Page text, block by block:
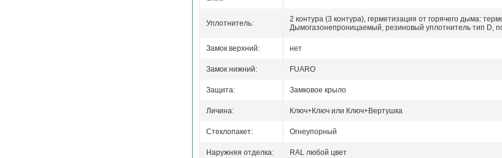
Уплотнитель: 2 контура (3 контура), герметизация от горячего дыма:
Дымогазонепроницаемый, резиновый уплотнитель тип D,
Замок верхний: нет
Замок нижний: FUARO
Защита: Замковое крыло
Личина: Ключ+Ключ или Ключ+Вертушка
Стеклопакет: Огнеупорный
Наружняя отделка: RAL любой цвет